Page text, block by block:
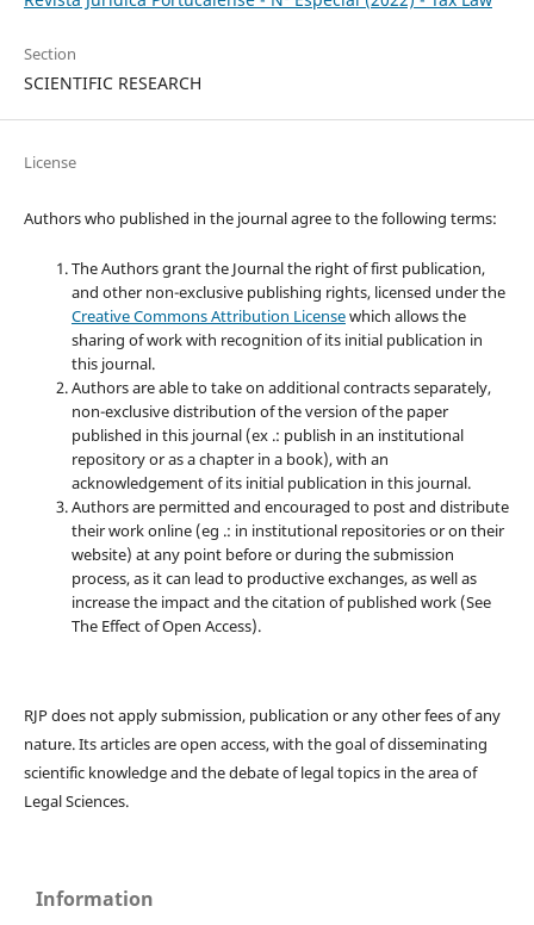
Section
SCIENTIFIC RESEARCH
License
Authors who published in the journal agree to the following terms:
The Authors grant the Journal the right of first publication,
and other non-exclusive publishing rights, licensed under the
Creative Commons Attribution Licensewhich allows the
sharing of work with recognition of its initial publication in
this journal.
Authors are able to take on additional contracts separately,
non-exclusive distribution of the version of the paper
published in this journal (ex .: publish in an institutional
repository or as a chapter in a book), with an
acknowledgement of its initial publication in this journal.
Authors are permitted and encouraged to post and distribute
their work online (eg .: in institutional repositories or on their
website) at any point before or during the submission
process, as it can lead to productive exchanges, as well as
increase the impact and the citation of published work (See
The Effect of Open Access).
RJP does not apply submission, publication or any other fees of any
nature. Its articles are open access, with the goal of disseminating
scientific knowledge and the debate of legal topics in the area of ​​
Legal Sciences.
Information